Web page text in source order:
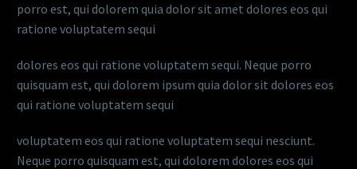
porro est, qui dolorem quia dolor sit amet dolores eos qui
ratione voluptatem sequi
dolores eos qui ratione voluptatem sequi. Neque porro
quisquam est, qui dolorem ipsum quia dolor sit dolores eos
qui ratione voluptatem sequi
voluptatem eos qui ratione voluptatem sequi nesciunt.
Neque porro quisquam est, qui dolorem dolores eos qui